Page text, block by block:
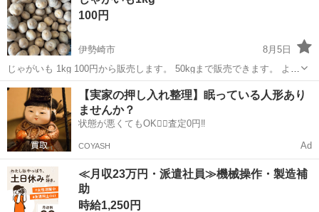
100円
伊勢崎市
8月5日
じゃがいも 1kg 100円から販売します。 50kgまで販売できます。 よろ
しくお願いします。
群馬 伊勢崎市 食品 じゃがいも
【実家の押し入れ整理】眠っている人形あり
ませんか？
状態が悪くてもOK🙆‍♀️査定0円‼️
COYASH Ad
≪月収23万円・派遣社員≫機械操作・製造補
助
時給1,250円